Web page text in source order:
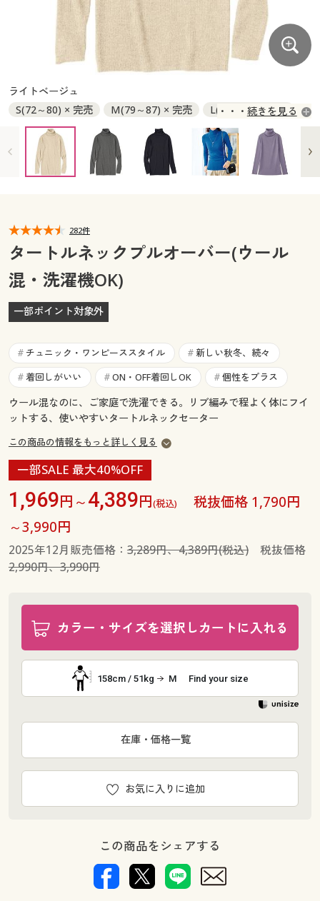
大きいサイズ レディース下着
大きいサイズ メンズ
大きいサイズ 事務・制服
シークレットセール
商品カテゴリ一覧
カタログ
カタログ・チラシからのご注文
デジタルカタログ
カタログ無料プレゼント
マイページ
閲覧履歴
お気に入り
サポート
ご利用ガイド
よくある質問とお問い合わせ
大きいサイズ メンズ
大きいサイズ 事務・制服
カタログ・チラシからのご注文
カタログ無料プレゼント
会員メニュー
閲覧履歴
お気に入り
サポート
よくある質問とお問い合わせ
ライトベージュ
S(72～80) × 完売
M(79～87) × 完売
L(86～94) × 完売
LL(93～101) × 完売
3L(100～108) × 完売
続きを見る
282件
タートルネックプルオーバー(ウール
混・洗濯機OK)
一部ポイント対象外
# チュニック・ワンピーススタイル # 新しい秋冬、続々
# 着回しがいい # ON・OFF着回しOK # 個性をプラス
ウール混なのに、ご家庭で洗濯できる。リブ編みで程よく体にフイ
ットする、使いやすいタートルネックセーター
この商品の情報をもっと詳しく見る
一部SALE 最大40%OFF
1,969円～4,389円(税込)
税抜価格 1,790円
～3,990円
2025年12月販売価格： 3,289円、4,389円(税込)税抜価格
2,990円、3,990円
カラー・サイズを選択しカートに入れる
158cm / 51kg M Find your size
お気に入りに追加
在庫・価格一覧
この商品をシェアする